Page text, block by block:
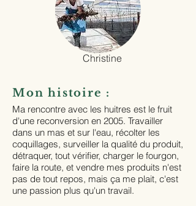
Christine
Mon histoire :
Ma rencontre avec les huitres est le fruit
d'une reconversion en 2005. Travailler
dans un mas et sur l'eau, récolter les
coquillages, surveiller la qualité du produit,
détraquer, tout vérifier, charger le fourgon,
faire la route, et vendre mes produits n'est
pas de tout repos, mais ça me plait, c'est
une passion plus qu'un travail.